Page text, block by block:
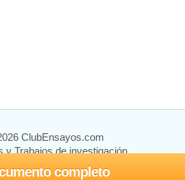
completo
ClubEnsayos.com
y Trabajos de investigación